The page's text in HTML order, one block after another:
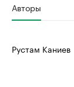
Авторы
Рустам Каниев